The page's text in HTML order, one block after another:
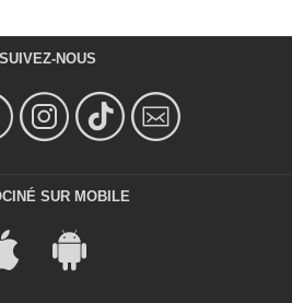
SUIVEZ-NOUS
SUR MOBILE